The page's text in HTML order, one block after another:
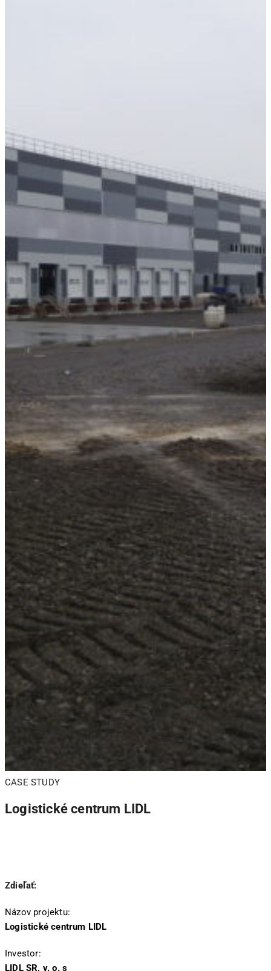
CASE STUDY
Logistické centrum LIDL
Zdieľať:
Názov projektu:
Logistické centrum LIDL
Investor:
LIDL SR, v. o. s